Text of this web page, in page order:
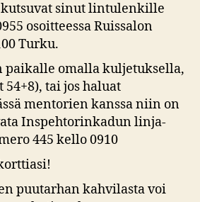
sinut lintulenkille
osoitteessa Ruissalon
Turku.
paikalle omalla kuljetuksella,
tai jos haluat
mentorien kanssa niin on
Inspehtorinkadun linja-
445 kello 0910
puutarhan kahvilasta voi